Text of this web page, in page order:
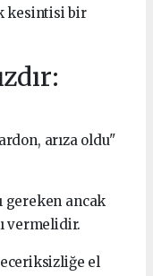
kesintisi bir
arıza oldu"
gereken ancak
vermelidir.
el